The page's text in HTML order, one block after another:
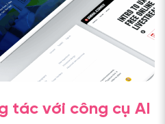
tác với công cụ AI